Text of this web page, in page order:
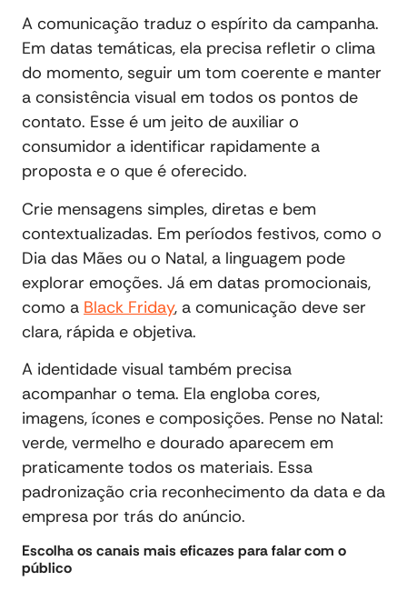
A comunicação traduz o espírito da campanha.
Em datas temáticas, ela precisa refletir o clima
do momento, seguir um tom coerente e manter
a consistência visual em todos os pontos de
contato. Esse é um jeito de auxiliar o
consumidor a identificar rapidamente a
proposta e o que é oferecido.
Crie mensagens simples, diretas e bem
contextualizadas. Em períodos festivos, como o
Dia das Mães ou o Natal, a linguagem pode
explorar emoções. Já em datas promocionais,
como a Black Friday, a comunicação deve ser
clara, rápida e objetiva.
A identidade visual também precisa
acompanhar o tema. Ela engloba cores,
imagens, ícones e composições. Pense no Natal:
verde, vermelho e dourado aparecem em
praticamente todos os materiais. Essa
padronização cria reconhecimento da data e da
empresa por trás do anúncio.
Escolha os canais mais eficazes para falar com o
público